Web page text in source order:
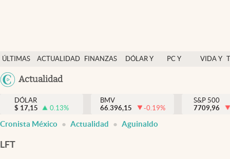
ÚLTIMAS
NOTICIAS
ACTUALIDAD
FINANZAS
DÓLAR Y
PC Y
VIDA Y
México
Actualidad
Actualidad
Finanzas y economía
Dólar y mercados
DÓLAR
$ 17,15 0.13%
BMV
66.396,15
-0.19%
S&P 500
7709,96
Cronista México Actualidad Aguinaldo
LFT